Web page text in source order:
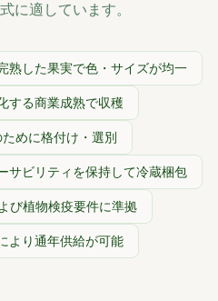
に適しています。
熟した果実で色・サイズが均一
する商業成熟で収穫
めに格付け・選別
サビリティを保持して冷蔵梱包
び植物検疫要件に準拠
より通年供給が可能